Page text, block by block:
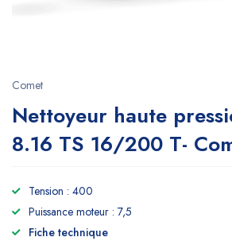
Comet
Nettoyeur haute
8.16 TS 16/200 T-
Tension : 400
Puissance moteur : 7,5
Fiche technique